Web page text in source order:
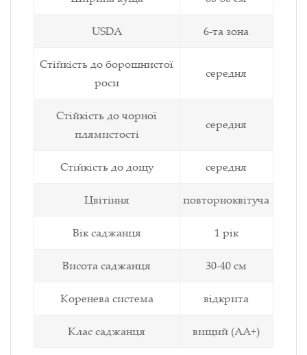
USDA 6-та зона
Стійкість до борошнистої
роси
середня
Стійкість до чорної
плямистості
середня
Стійкість до дощу середня
Цвітіння повторноквітуча
Вік саджанця 1 рік
Висота саджанця 30-40 см
Коренева система відкрита
Клас саджанця вищий (АА+)